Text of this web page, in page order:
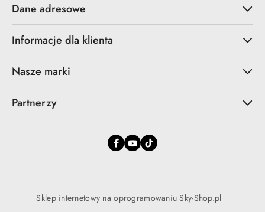
Dane adresowe
Informacje dla klienta
Nasze marki
Partnerzy
Sklep internetowy na oprogramowaniu Sky-Shop.pl